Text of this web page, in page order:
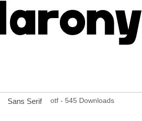
Sans Serif otf - 545 Downloads